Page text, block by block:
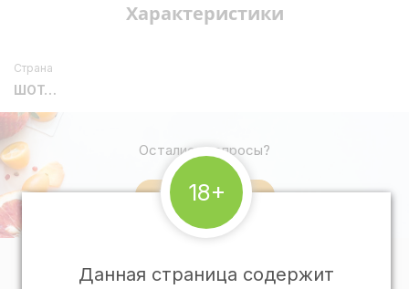
Характеристики
Страна
ШОТЛАНДИЯ
Остались вопросы?
Напишите нам
О Гастрономии
18+
Данная страница содержит